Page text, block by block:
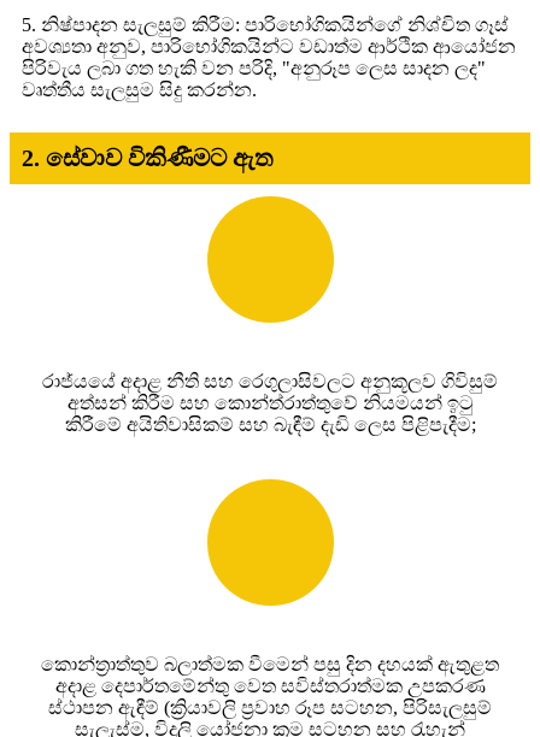
5. නිෂ්පාදන සැලසුම් කිරීම: පාරිභෝගිකයින්ගේ නිශ්චිත ගෑස්
අවශ්‍යතා අනුව, පාරිභෝගිකයින්ට වඩාත්ම ආර්ථික ආයෝජන
පිරිවැය ලබා ගත හැකි වන පරිදි, "අනුරූප ලෙස සාදන ලද"
වෘත්තීය සැලසුම සිදු කරන්න.
2. සේවාව විකිණීමට ඇත
රාජ්යයේ අදාළ නීති සහ රෙගුලාසිවලට අනුකූලව ගිවිසුම්
අත්සන් කිරීම සහ කොන්ත්රාත්තුවේ නියමයන් ඉටු
කිරීමේ අයිතිවාසිකම් සහ බැඳීම් දැඩි ලෙස පිළිපැදීම;
කොන්ත්‍රාත්තුව බලාත්මක වීමෙන් පසු දින දහයක් ඇතුළත
අදාළ දෙපාර්තමේන්තු වෙත සවිස්තරාත්මක උපකරණ
ස්ථාපන ඇඳීම් (ක්‍රියාවලි ප්‍රවාහ රූප සටහන, පිරිසැලසුම්
සැලැස්ම, විදුලි යෝජනා ක්‍රම සටහන සහ රැහැන්